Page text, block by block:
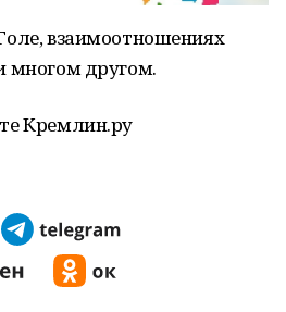
взаимоотношениях
многом другом.
Кремлин.ру